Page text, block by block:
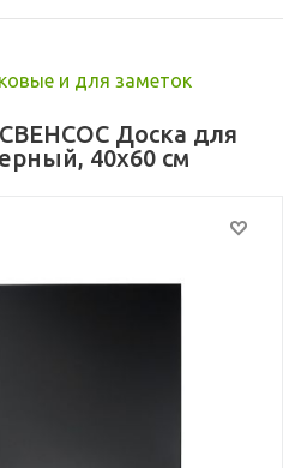
и для заметок
СВЕНСОС Доска для
40x60 см